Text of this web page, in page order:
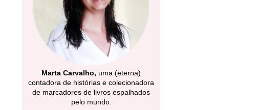
Marta Carvalho, uma (eterna)
contadora de histórias e colecionadora
de marcadores de livros espalhados
pelo mundo.